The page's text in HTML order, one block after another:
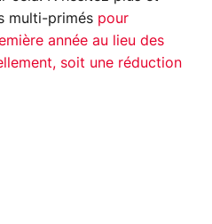
multi-primés pour
année au lieu des
soit une réduction